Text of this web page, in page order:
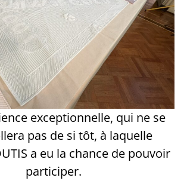
exceptionnelle, qui ne se
pas de si tôt, à laquelle
a eu la chance de pouvoir
participer.